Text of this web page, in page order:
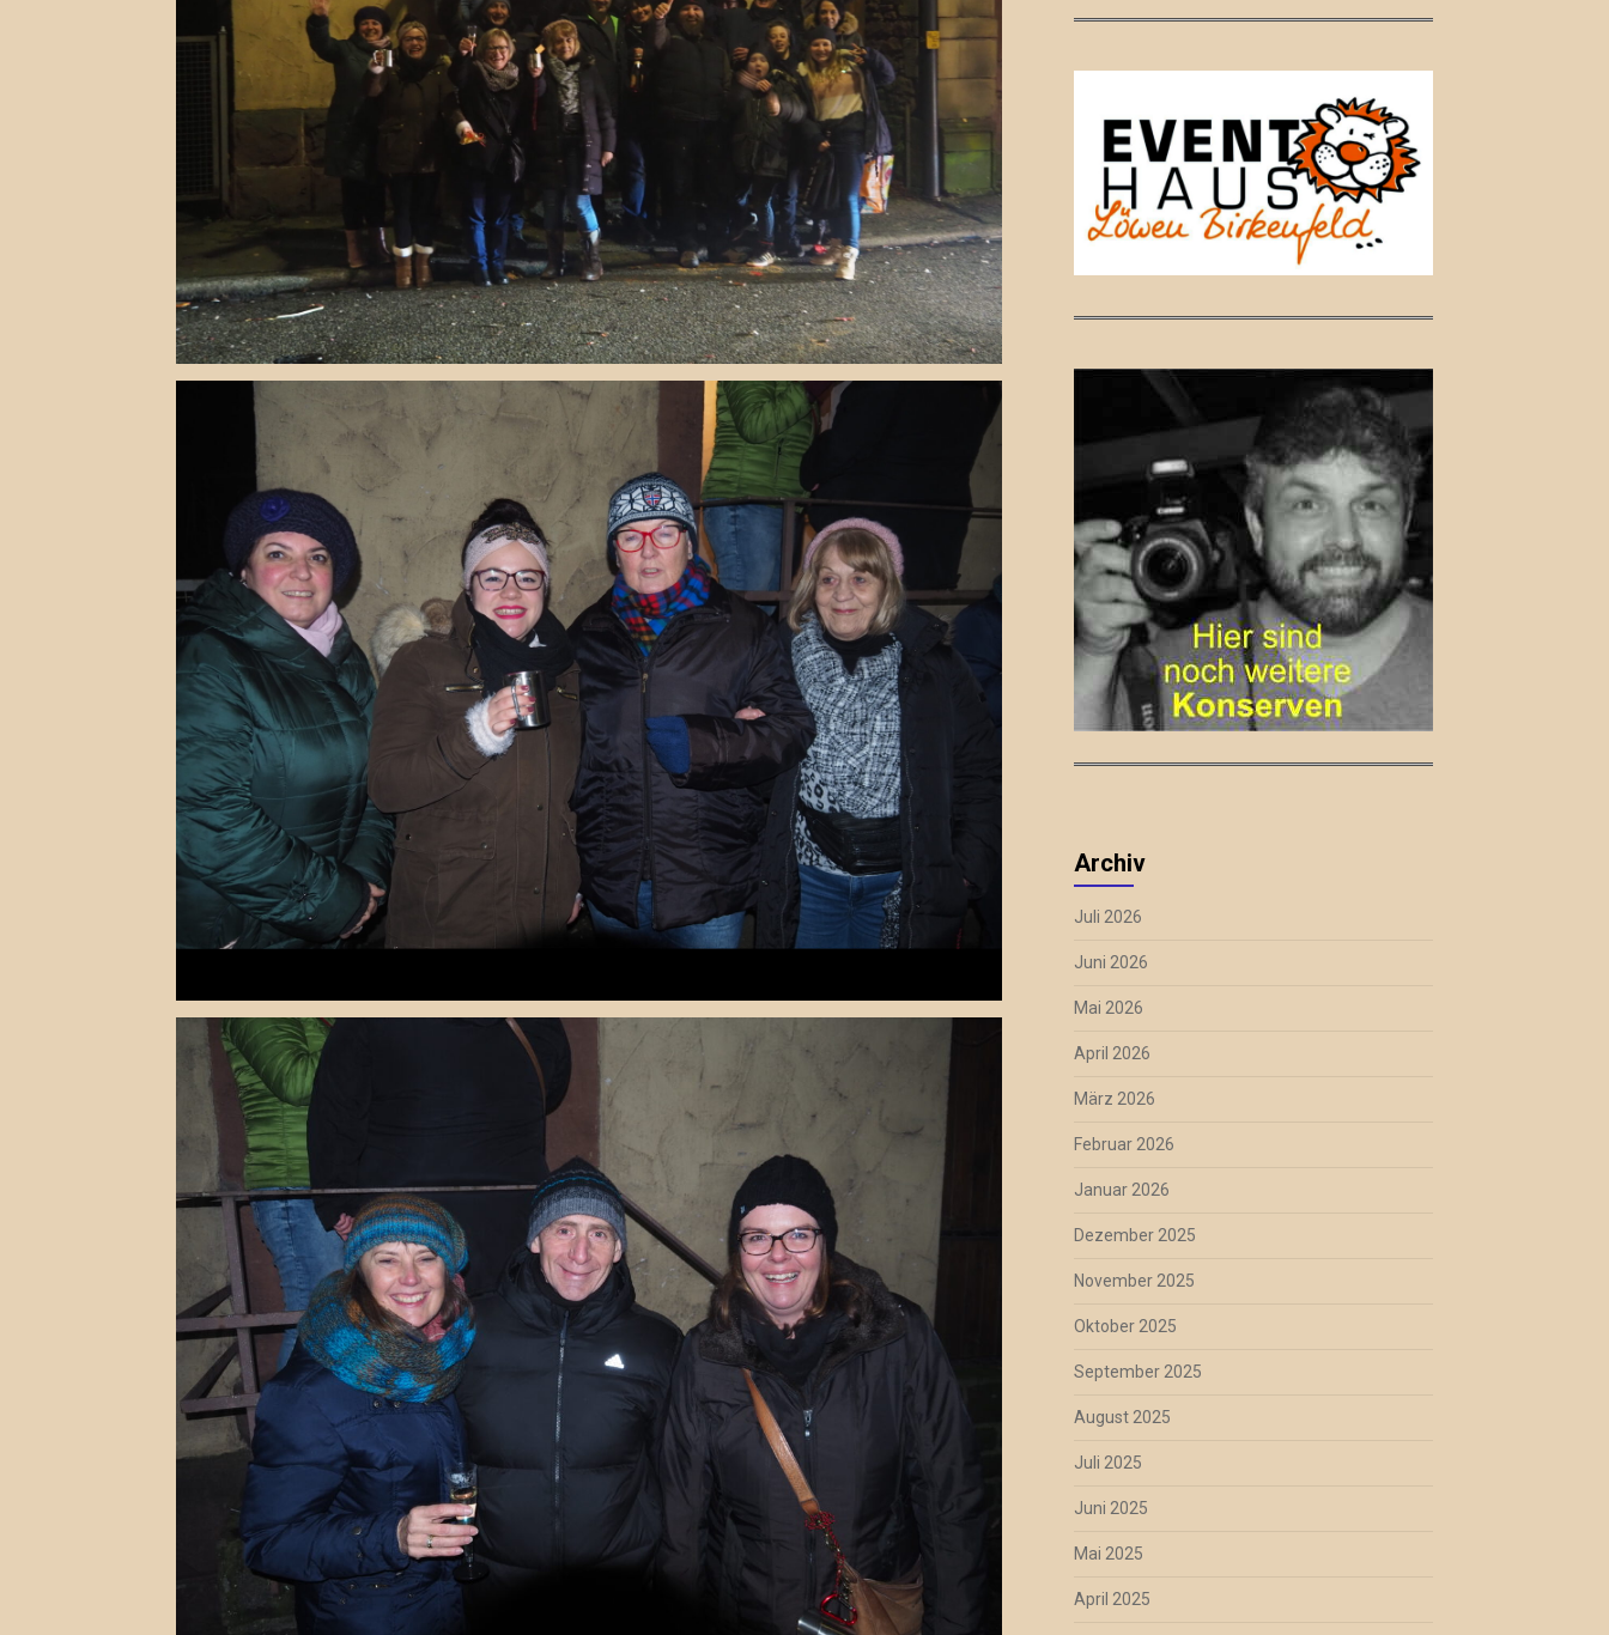
Archiv
Juli 2026
Juni 2026
Mai 2026
April 2026
März 2026
Februar 2026
Januar 2026
Dezember 2025
November 2025
Oktober 2025
September 2025
August 2025
Juli 2025
Juni 2025
Mai 2025
April 2025